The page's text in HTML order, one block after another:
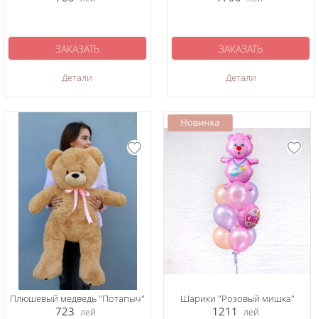
Детали
ЗАКАЗАТЬ
Детали
ЗАКАЗАТЬ
Плюшевый медведь "Потапыч"
723 лей
Шарики "Розовый мишка"
1211 лей